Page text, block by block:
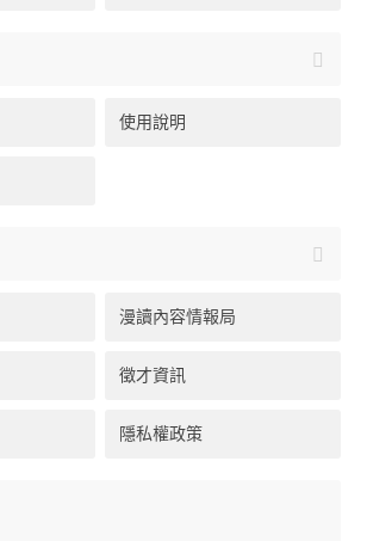
使用說明
漫讀內容情報局
徵才資訊
隱私權政策